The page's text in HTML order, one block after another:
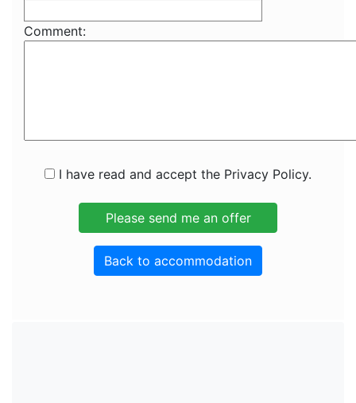
Comment:
I have read and accept the Privacy Policy.
Back to accommodation